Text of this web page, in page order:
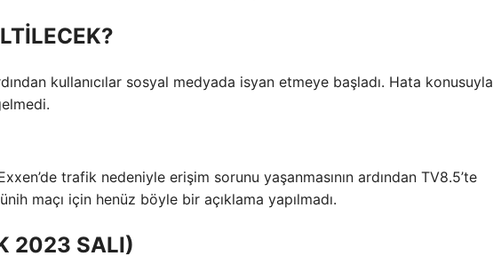
kullanıcılar sosyal medyada isyan etmeye başladı. Hata konusuyla
trafik nedeniyle erişim sorunu yaşanmasının ardından TV8.5’te
maçı için henüz böyle bir açıklama yapılmadı.
2023 SALI)